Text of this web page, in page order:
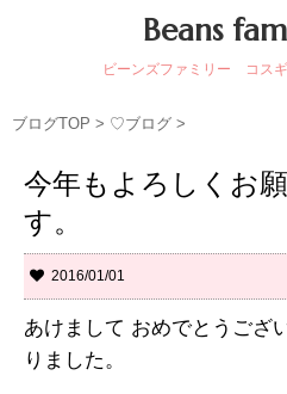
Beans
ビーンズファミリー コス
ブログTOP > ♡ブログ >
今年もよろしくお
す。
2016/01/01
あけまして おめでとうござ
りました。